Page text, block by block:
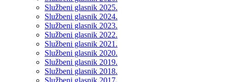
Službeni glasnik 2025.
Službeni glasnik 2024.
Službeni glasnik 2023.
Službeni glasnik 2022.
Službeni glasnik 2021.
Službeni glasnik 2020.
Službeni glasnik 2019.
Službeni glasnik 2018.
Službeni glasnik 2017.